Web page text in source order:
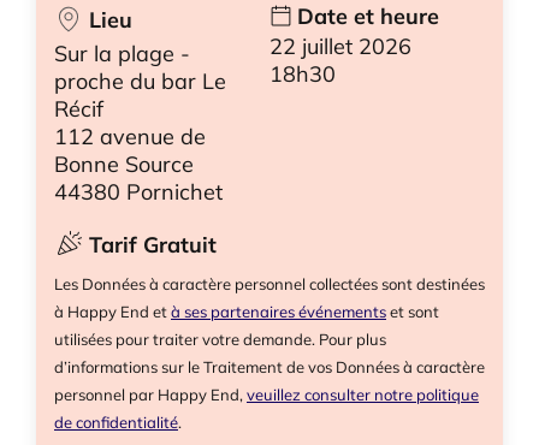
Lieu
Sur la plage -
proche du bar Le
Récif
112 avenue de
Bonne Source
44380 Pornichet
Date et heure
22 juillet 2026
18h30
Tarif Gratuit
Les Données à caractère personnel collectées sont destinées
à Happy End età ses partenaires événementset sont
utilisées pour traiter votre demande. Pour plus
d’informations sur le Traitement de vos Données à caractère
personnel par Happy End, veuillez consulter notre politique
de confidentialité.